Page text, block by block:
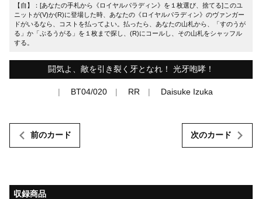
【自】：[あなたの手札から《ロイヤルパラディン》を１枚選び、捨てる]このユ
ニットが(V)か(R)に登場した時、あなたの《ロイヤルパラディン》のヴァンガー
ドがいるなら、コストを払ってよい。払ったら、あなたの山札から、「すのうが
る」か「ぶるうがる」を１枚まで探し、(R)にコールし、その山札をシャッフル
する。
闘気よ、敵を引き裂く牙となれ！ 光牙咆哮！
BT04/020 RR Daisuke Izuka
前のカード 次のカード
収録商品